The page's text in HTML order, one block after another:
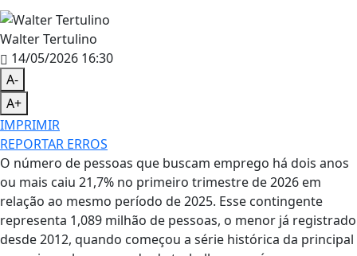
Walter Tertulino
14/05/2026 16:30
A-
A+
IMPRIMIR
REPORTAR ERROS
O número de pessoas que buscam emprego há dois anos
ou mais caiu 21,7% no primeiro trimestre de 2026 em
relação ao mesmo período de 2025. Esse contingente
representa 1,089 milhão de pessoas, o menor já registrado
desde 2012, quando começou a série histórica da principal